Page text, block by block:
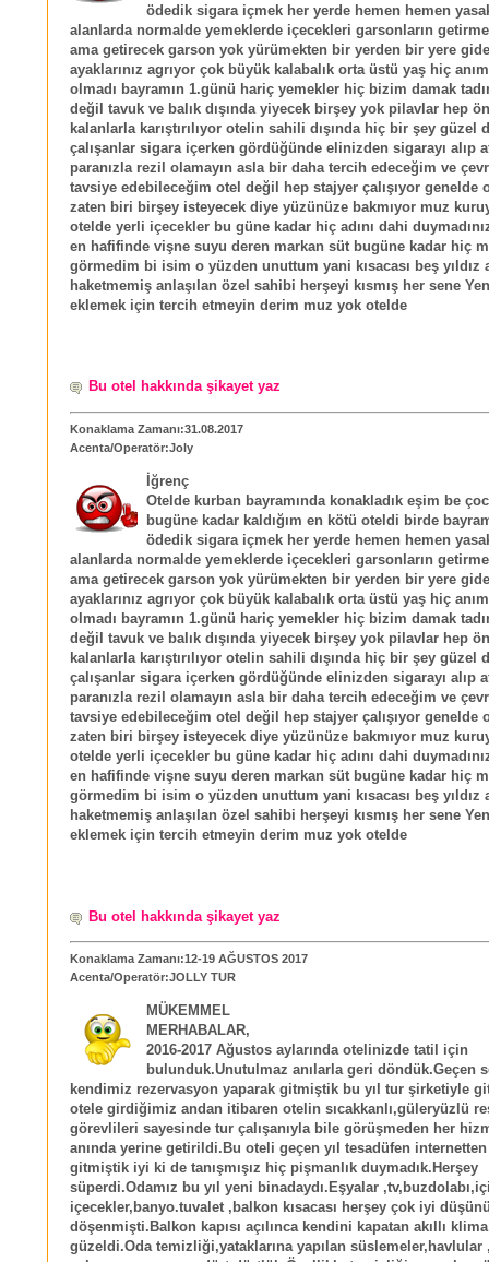
ödedik sigara içmek her yerde hemen hemen
alanlarda normalde yemeklerde içecekleri garsonların
ama getirecek garson yok yürümekten bir yerden bir yere
ayaklarınız agrıyor çok büyük kalabalık orta üstü yaş hiç
olmadı bayramın 1.günü hariç yemekler hiç bizim damak
değil tavuk ve balık dışında yiyecek birşey yok pilavlar hep
kalanlarla karıştırılıyor otelin sahili dışında hiç bir şey güzel
çalışanlar sigara içerken gördüğünde elinizden sigarayı alıp
paranızla rezil olamayın asla bir daha tercih edeceğim ve
tavsiye edebileceğim otel değil hep stajyer çalışıyor genelde
zaten biri birşey isteyecek diye yüzünüze bakmıyor muz
otelde yerli içecekler bu güne kadar hiç adını dahi
en hafifinde vişne suyu deren markan süt bugüne kadar hiç
görmedim bi isim o yüzden unuttum yani kısacası beş yıldız
haketmemiş anlaşılan özel sahibi herşeyi kısmış her sene
eklemek için tercih etmeyin derim muz yok otelde
Bu otel hakkında şikayet yaz
Konaklama Zamanı:31.08.2017
Acenta/Operatör:Joly
İğrenç
Otelde kurban bayramında konakladık eşim be
bugüne kadar kaldığım en kötü oteldi birde
ödedik sigara içmek her yerde hemen hemen
alanlarda normalde yemeklerde içecekleri garsonların
ama getirecek garson yok yürümekten bir yerden bir yere
ayaklarınız agrıyor çok büyük kalabalık orta üstü yaş hiç
olmadı bayramın 1.günü hariç yemekler hiç bizim damak
değil tavuk ve balık dışında yiyecek birşey yok pilavlar hep
kalanlarla karıştırılıyor otelin sahili dışında hiç bir şey güzel
çalışanlar sigara içerken gördüğünde elinizden sigarayı alıp
paranızla rezil olamayın asla bir daha tercih edeceğim ve
tavsiye edebileceğim otel değil hep stajyer çalışıyor genelde
zaten biri birşey isteyecek diye yüzünüze bakmıyor muz
otelde yerli içecekler bu güne kadar hiç adını dahi
en hafifinde vişne suyu deren markan süt bugüne kadar hiç
görmedim bi isim o yüzden unuttum yani kısacası beş yıldız
haketmemiş anlaşılan özel sahibi herşeyi kısmış her sene
eklemek için tercih etmeyin derim muz yok otelde
Bu otel hakkında şikayet yaz
Konaklama Zamanı:12-19 AĞUSTOS 2017
Acenta/Operatör:JOLLY TUR
MÜKEMMEL
MERHABALAR,
2016-2017 Ağustos aylarında otelinizde tatil için
bulunduk.Unutulmaz anılarla geri döndük.Geçen
kendimiz rezervasyon yaparak gitmiştik bu yıl tur şirketiyle
otele girdiğimiz andan itibaren otelin sıcakkanlı,güleryüzlü
görevlileri sayesinde tur çalışanıyla bile görüşmeden her
anında yerine getirildi.Bu oteli geçen yıl tesadüfen internetten
gitmiştik iyi ki de tanışmışız hiç pişmanlık duymadık.Herşey
süperdi.Odamız bu yıl yeni binadaydı.Eşyalar
içecekler,banyo.tuvalet ,balkon kısacası herşey çok iyi
döşenmişti.Balkon kapısı açılınca kendini kapatan akıllı
güzeldi.Oda temizliği,yataklarına yapılan süslemeler,havlular